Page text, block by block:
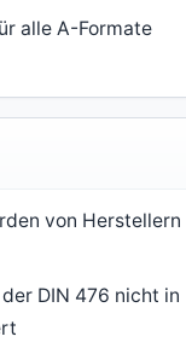
alle A-Formate
von
DIN 476 nicht in